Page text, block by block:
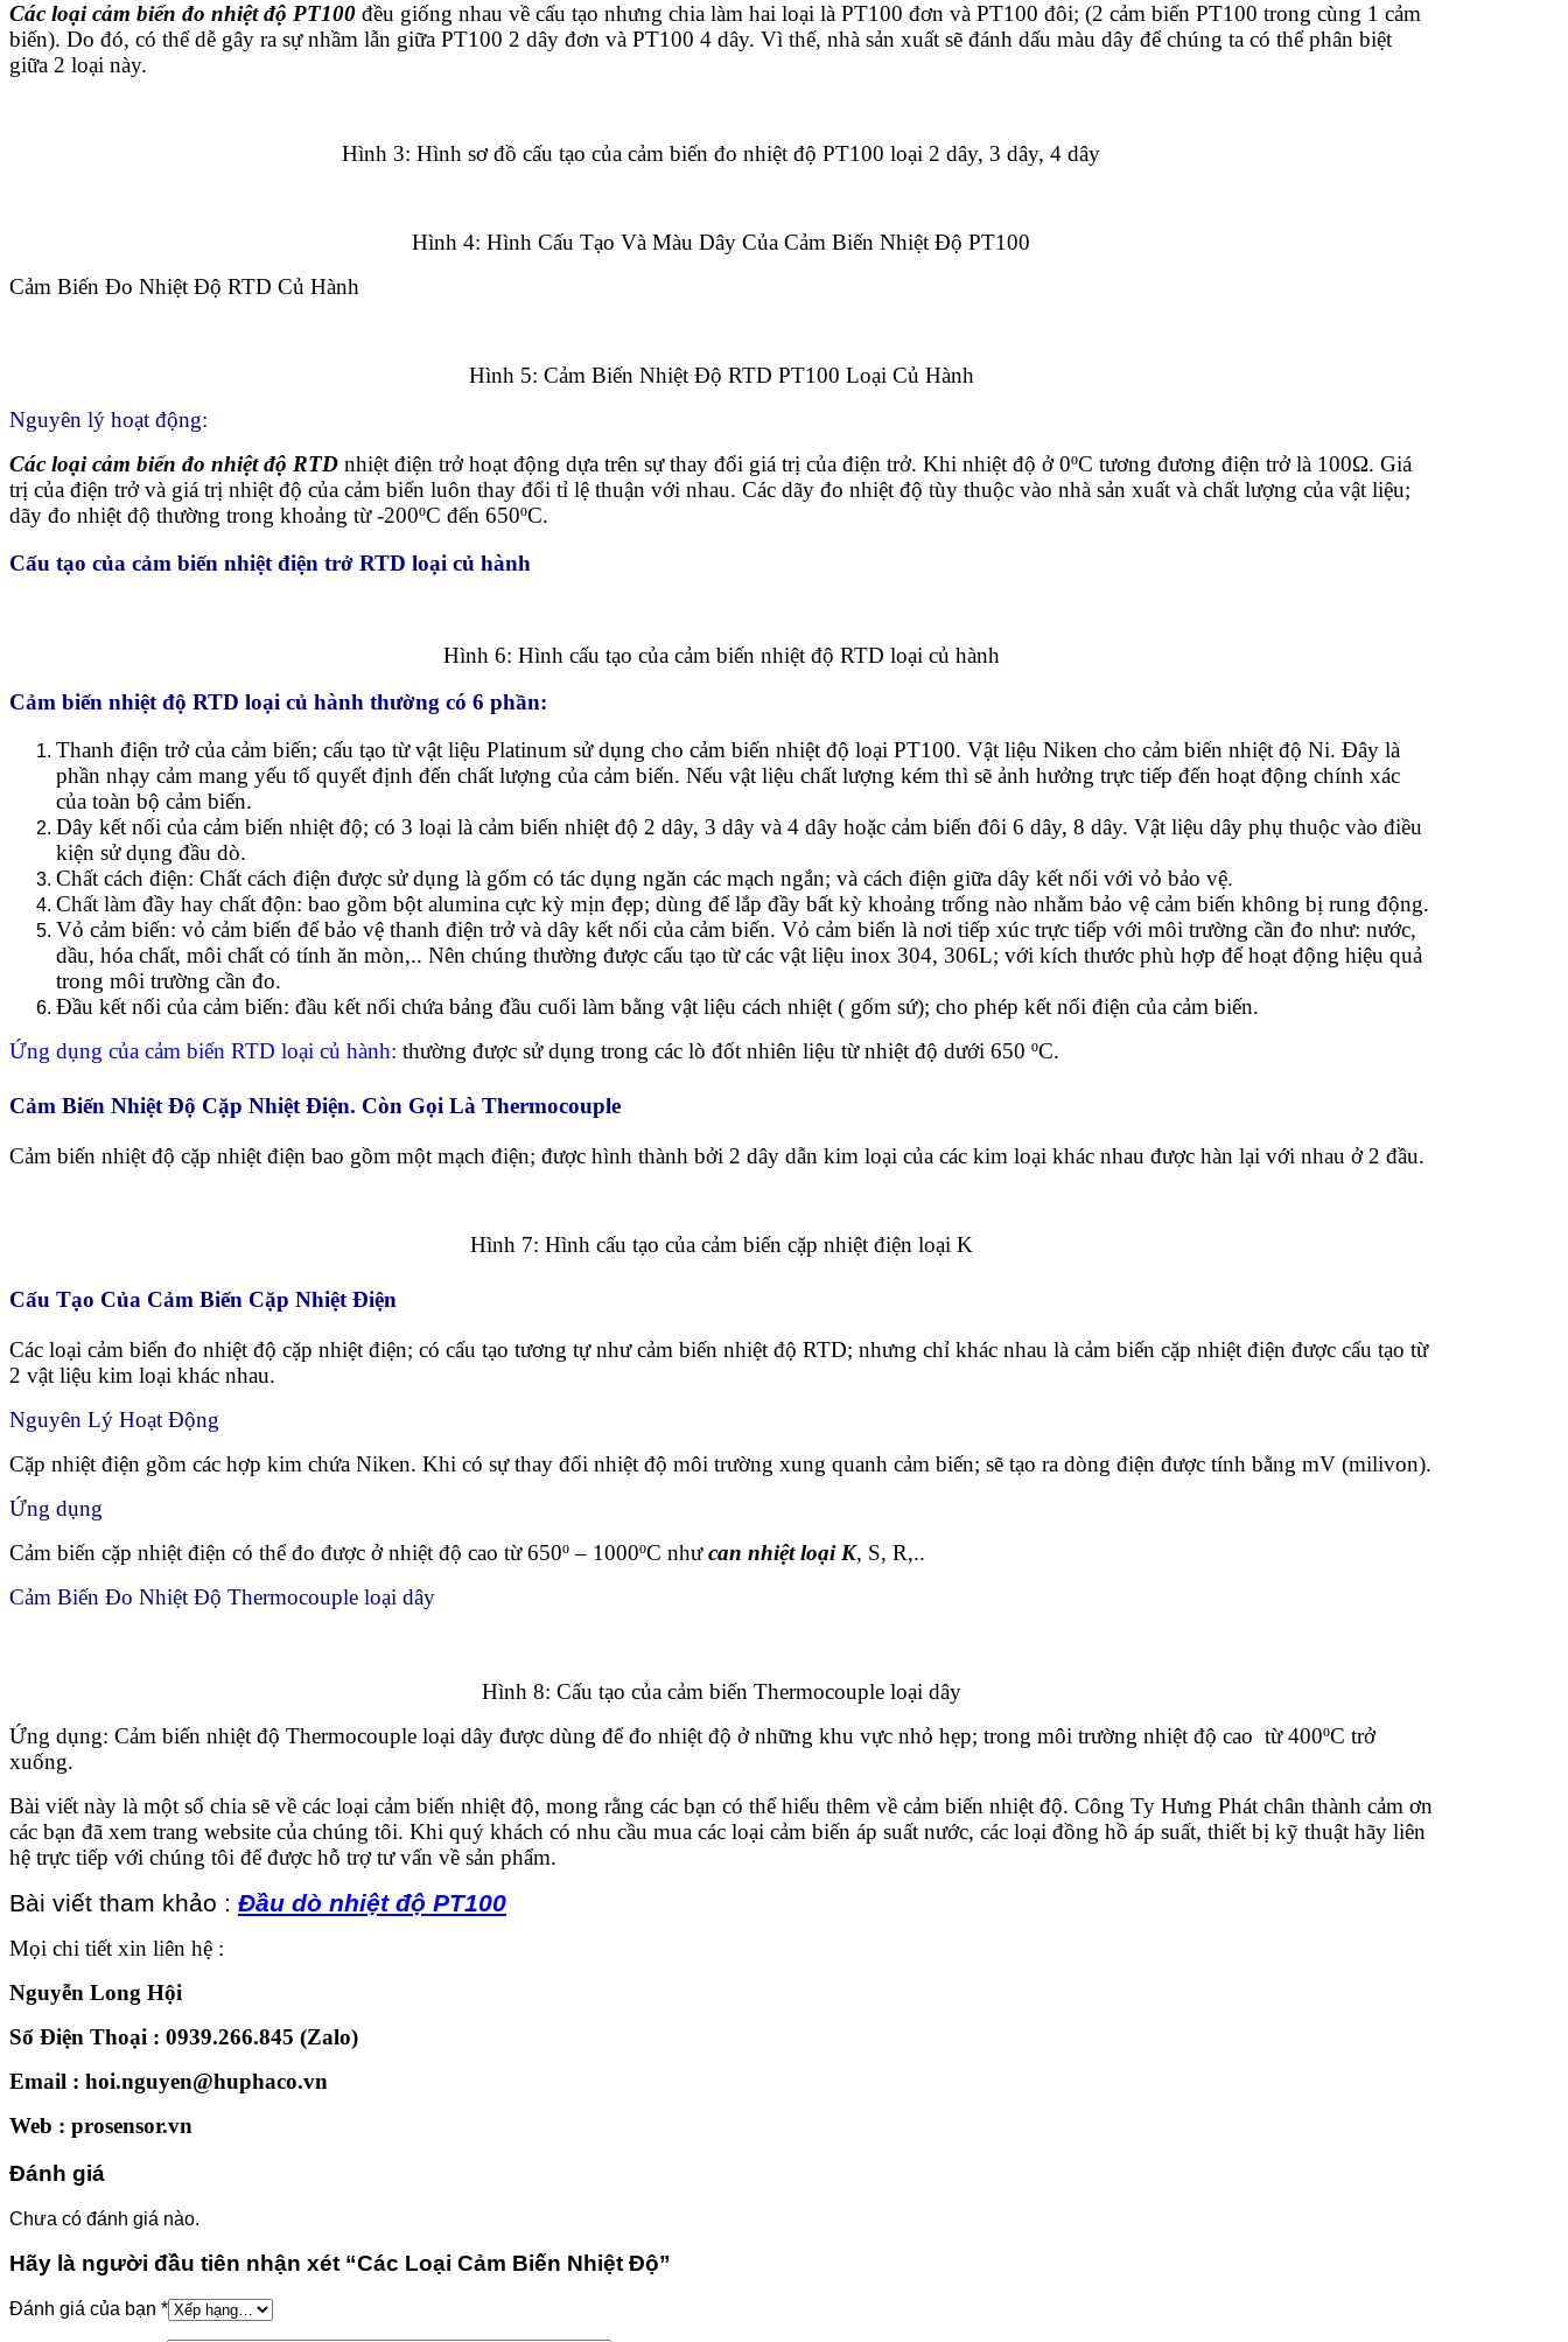
Các loại cảm biến đo nhiệt độ PT100 đều giống nhau về cấu tạo nhưng chia làm hai loại là PT100 đơn và PT100 đôi; (2 cảm biến PT100 trong cùng 1 cảm
biến). Do đó, có thể dễ gây ra sự nhầm lẫn giữa PT100 2 dây đơn và PT100 4 dây. Vì thế, nhà sản xuất sẽ đánh dấu màu dây để chúng ta có thể phân biệt
giữa 2 loại này.
Hình 3: Hình sơ đồ cấu tạo của cảm biến đo nhiệt độ PT100 loại 2 dây, 3 dây, 4 dây
Hình 4: Hình Cấu Tạo Và Màu Dây Của Cảm Biến Nhiệt Độ PT100
Cảm Biến Đo Nhiệt Độ RTD Củ Hành
Hình 5: Cảm Biến Nhiệt Độ RTD PT100 Loại Củ Hành
Nguyên lý hoạt động:
Các loại cảm biến đo nhiệt độ RTD nhiệt điện trở hoạt động dựa trên sự thay đổi giá trị của điện trở. Khi nhiệt độ ở 0ºC tương đương điện trở là 100Ω. Giá
trị của điện trở và giá trị nhiệt độ của cảm biến luôn thay đổi tỉ lệ thuận với nhau. Các dãy đo nhiệt độ tùy thuộc vào nhà sản xuất và chất lượng của vật liệu;
dãy đo nhiệt độ thường trong khoảng từ -200ºC đến 650ºC.
Cấu tạo của cảm biến nhiệt điện trở RTD loại củ hành
Hình 6: Hình cấu tạo của cảm biến nhiệt độ RTD loại củ hành
Cảm biến nhiệt độ RTD loại củ hành thường có 6 phần:
Thanh điện trở của cảm biến; cấu tạo từ vật liệu Platinum sử dụng cho cảm biến nhiệt độ loại PT100. Vật liệu Niken cho cảm biến nhiệt độ Ni. Đây là
phần nhạy cảm mang yếu tố quyết định đến chất lượng của cảm biến. Nếu vật liệu chất lượng kém thì sẽ ảnh hưởng trực tiếp đến hoạt động chính xác
của toàn bộ cảm biến.
Dây kết nối của cảm biến nhiệt độ; có 3 loại là cảm biến nhiệt độ 2 dây, 3 dây và 4 dây hoặc cảm biến đôi 6 dây, 8 dây. Vật liệu dây phụ thuộc vào điều
kiện sử dụng đầu dò.
Chất cách điện: Chất cách điện được sử dụng là gốm có tác dụng ngăn các mạch ngắn; và cách điện giữa dây kết nối với vỏ bảo vệ.
Chất làm đầy hay chất độn: bao gồm bột alumina cực kỳ mịn đẹp; dùng để lắp đầy bất kỳ khoảng trống nào nhằm bảo vệ cảm biến không bị rung động.
Vỏ cảm biến: vỏ cảm biến để bảo vệ thanh điện trở và dây kết nối của cảm biến. Vỏ cảm biến là nơi tiếp xúc trực tiếp với môi trường cần đo như: nước,
dầu, hóa chất, môi chất có tính ăn mòn,.. Nên chúng thường được cấu tạo từ các vật liệu inox 304, 306L; với kích thước phù hợp để hoạt động hiệu quả
trong môi trường cần đo.
Đầu kết nối của cảm biến: đầu kết nối chứa bảng đầu cuối làm bằng vật liệu cách nhiệt ( gốm sứ); cho phép kết nối điện của cảm biến.
Ứng dụng của cảm biến RTD loại củ hành: thường được sử dụng trong các lò đốt nhiên liệu từ nhiệt độ dưới 650 ºC.
Cảm Biến Nhiệt Độ Cặp Nhiệt Điện. Còn Gọi Là Thermocouple
Cảm biến nhiệt độ cặp nhiệt điện bao gồm một mạch điện; được hình thành bởi 2 dây dẫn kim loại của các kim loại khác nhau được hàn lại với nhau ở 2 đầu.
Hình 7: Hình cấu tạo của cảm biến cặp nhiệt điện loại K
Cấu Tạo Của Cảm Biến Cặp Nhiệt Điện
Các loại cảm biến đo nhiệt độ cặp nhiệt điện; có cấu tạo tương tự như cảm biến nhiệt độ RTD; nhưng chỉ khác nhau là cảm biến cặp nhiệt điện được cấu tạo từ
2 vật liệu kim loại khác nhau.
Nguyên Lý Hoạt Động
Cặp nhiệt điện gồm các hợp kim chứa Niken. Khi có sự thay đổi nhiệt độ môi trường xung quanh cảm biến; sẽ tạo ra dòng điện được tính bằng mV (milivon).
Ứng dụng
Cảm biến cặp nhiệt điện có thể đo được ở nhiệt độ cao từ 650º – 1000ºC nhưcan nhiệt loại K, S, R,..
Cảm Biến Đo Nhiệt Độ Thermocouple loại dây
Hình 8: Cấu tạo của cảm biến Thermocouple loại dây
Ứng dụng: Cảm biến nhiệt độ Thermocouple loại dây được dùng để đo nhiệt độ ở những khu vực nhỏ hẹp; trong môi trường nhiệt độ cao từ 400ºC trở
xuống.
Bài viết này là một số chia sẽ về các loại cảm biến nhiệt độ, mong rằng các bạn có thể hiểu thêm về cảm biến nhiệt độ. Công Ty Hưng Phát chân thành cảm ơn
các bạn đã xem trang website của chúng tôi. Khi quý khách có nhu cầu mua các loại cảm biến áp suất nước, các loại đồng hồ áp suất, thiết bị kỹ thuật hãy liên
hệ trực tiếp với chúng tôi để được hỗ trợ tư vấn về sản phẩm.
Bài viết tham khảo : Đầu dò nhiệt độ PT100
Mọi chi tiết xin liên hệ :
Nguyễn Long Hội
Số Điện Thoại : 0939.266.845 (Zalo)
Email : hoi.nguyen@huphaco.vn
Web : prosensor.vn
Đánh giá
Chưa có đánh giá nào.
Hãy là người đầu tiên nhận xét “Các Loại Cảm Biến Nhiệt Độ”
Đánh giá của bạn *